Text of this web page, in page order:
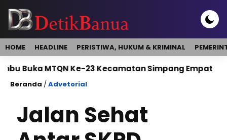
HOME HEADLINE PERISTIWA, HUKUM & KRIMINAL
MTQN Ke-23 Kecamatan Simpang Empat
Beranda /Advetorial
Jalan Sehat